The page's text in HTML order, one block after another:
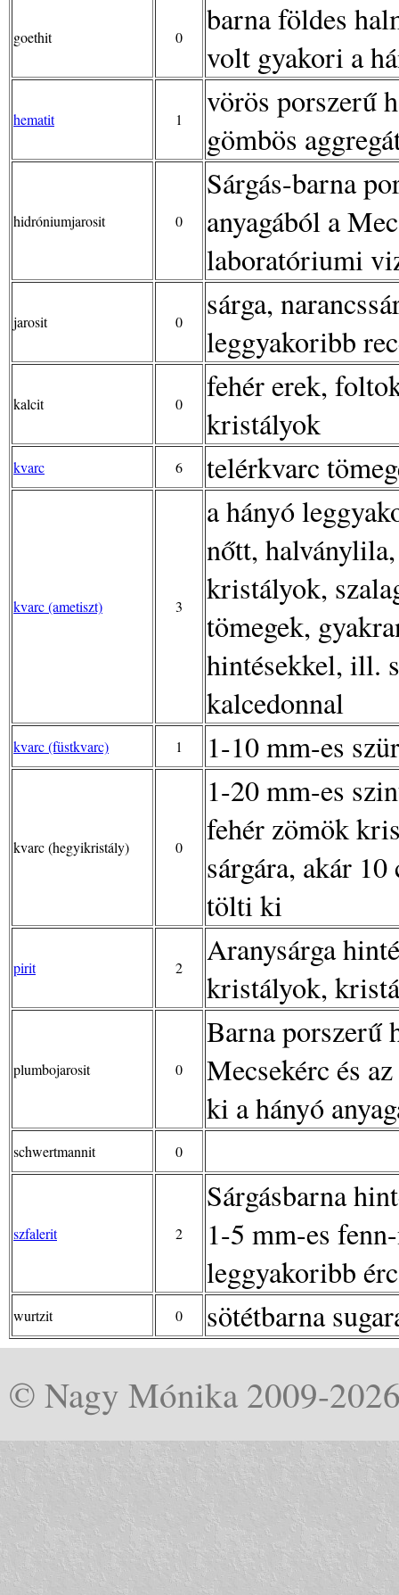
goethit 0
barna földes
volt gyakori a
hematit 1
vörös porszerű
gömbös
hidróniumjarosit 0
Sárgás-barna
anyagából a
laboratóriumi
jarosit 0
sárga,
leggyakoribb
kalcit 0
fehér erek,
kristályok
kvarc 6 telérkvarc
kvarc (ametiszt) 3
a hányó
nőtt,
kristályok,
tömegek,
hintésekkel, ill.
kalcedonnal
kvarc (füstkvarc) 1 1-10 mm-es
kvarc (hegyikristály) 0
1-20 mm-es
fehér zömök
sárgára, akár
tölti ki
pirit 2
Aranysárga
kristályok,
plumbojarosit 0
Barna porszerű
Mecsekérc és
ki a hányó
schwertmannit 0
szfalerit 2
Sárgásbarna
1-5 mm-es
leggyakoribb
wurtzit 0 sötétbarna
© Nagy Mónika 2009-